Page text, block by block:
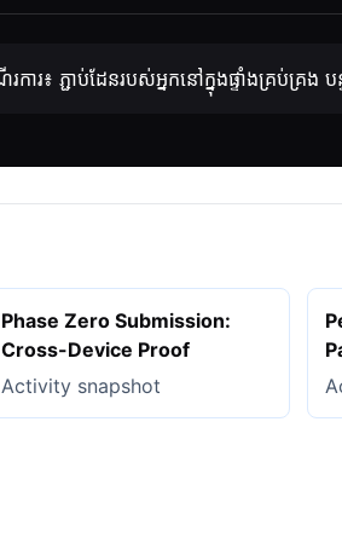
ការ៖ ភ្ជាប់ដែនរបស់អ្នកនៅក្នុងផ្ទាំងគ្រប់គ្រ
Phase Zero Submission:
Cross-Device Proof
Activity snapshot